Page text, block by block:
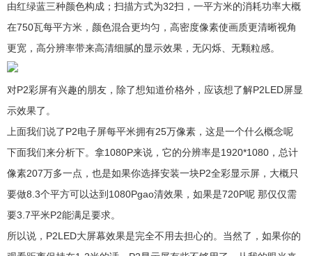
由红绿蓝三种颜色构成；扫描方式为32扫，一平方米的消耗功率大概
在750瓦每平方米，颜色混合更均匀，高密度像素使画质更清晰视角
更宽，高分辨率带来高清细腻的显示效果，无闪烁、无颗粒感。
对P2彩屏有兴趣的朋友，除了想知道价格外，应该想了解P2LED屏显
示效果了。
上面我们说了P2电子屏每平米拥有25万像素，这是一个什么概念呢
下面我们来分析下。拿1080P来说，它的分辨率是1920*1080，总计
像素207万多一点，也是如果你选择安装一块P2全彩显示屏，大概只
要做8.3个平方可以达到1080Pgao清效果，如果是720P呢 那仅仅需
要3.7平米P2能满足要求。
所以说，P2LED大屏幕效果是完全不用去担心的。当然了，如果你的